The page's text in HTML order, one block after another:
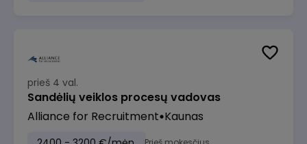
prieš 4 val.
Sandėlių veiklos procesų vadovas
Alliance for Recruitment Kaunas